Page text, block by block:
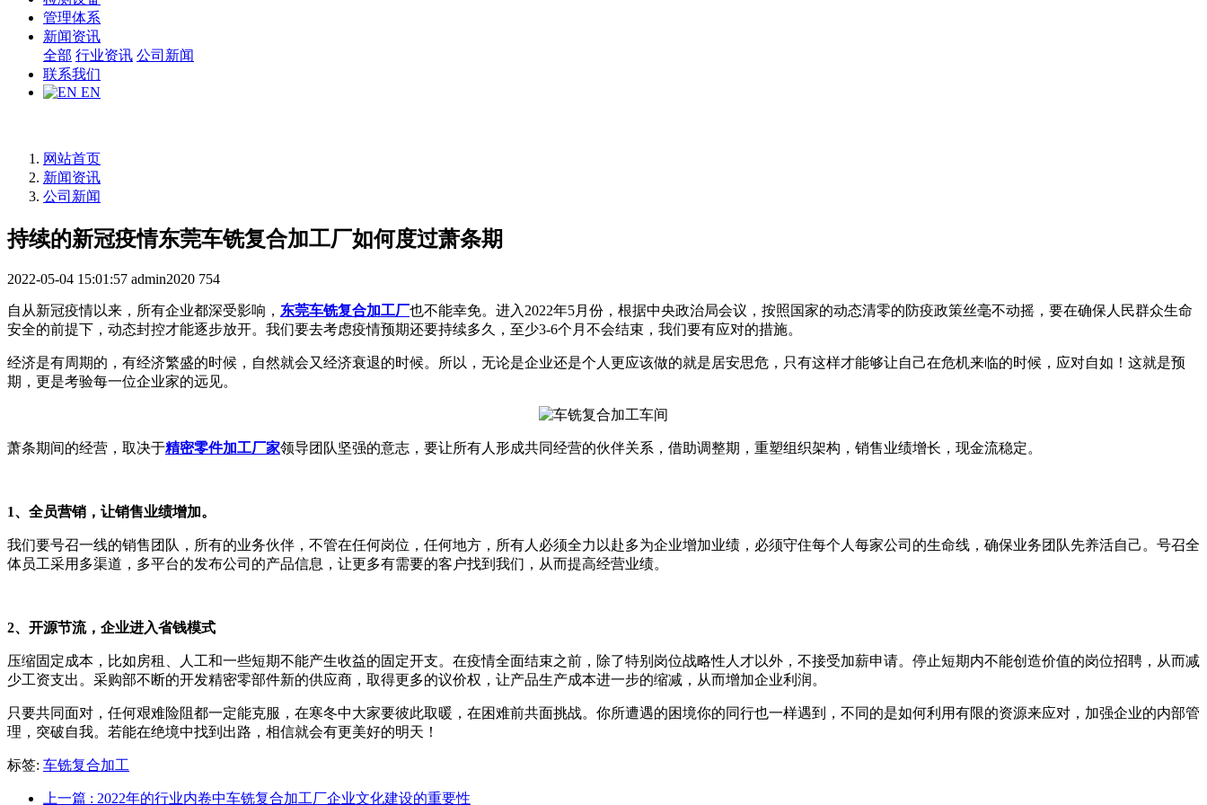
管理体系
新闻资讯
全部 行业资讯 公司新闻
联系我们
EN
网站首页
新闻资讯
公司新闻
持续的新冠疫情东莞车铣复合加工厂如何度过萧条期
2022-05-04 15:01:57 admin2020 754
自从新冠疫情以来，所有企业都深受影响， 东莞车铣复合加工厂也不能幸免。进入2022年5月份，根据中央政治局会议，按照国家的动态清零的防疫政策丝毫不动摇，要在确保人民群众生命
安全的前提下，动态封控才能逐步放开。我们要去考虑疫情预期还要持续多久，至少3-6个月不会结束，我们要有应对的措施。
经济是有周期的，有经济繁盛的时候，自然就会又经济衰退的时候。所以，无论是企业还是个人更应该做的就是居安思危，只有这样才能够让自己在危机来临的时候，应对自如！这就是预
期，更是考验每一位企业家的远见。
萧条期间的经营，取决于精密零件加工厂家领导团队坚强的意志，要让所有人形成共同经营的伙伴关系，借助调整期，重塑组织架构，销售业绩增长，现金流稳定。
1、全员营销，让销售业绩增加。
我们要号召一线的销售团队，所有的业务伙伴，不管在任何岗位，任何地方，所有人必须全力以赴多为企业增加业绩，必须守住每个人每家公司的生命线，确保业务团队先养活自己。号召全
体员工采用多渠道，多平台的发布公司的产品信息，让更多有需要的客户找到我们，从而提高经营业绩。
2、开源节流，企业进入省钱模式
压缩固定成本，比如房租、人工和一些短期不能产生收益的固定开支。在疫情全面结束之前，除了特别岗位战略性人才以外，不接受加薪申请。停止短期内不能创造价值的岗位招聘，从而减
少工资支出。采购部不断的开发精密零部件新的供应商，取得更多的议价权，让产品生产成本进一步的缩减，从而增加企业利润。
只要共同面对，任何艰难险阻都一定能克服，在寒冬中大家要彼此取暖，在困难前共面挑战。你所遭遇的困境你的同行也一样遇到，不同的是如何利用有限的资源来应对，加强企业的内部管
理，突破自我。若能在绝境中找到出路，相信就会有更美好的明天！
标签: 车铣复合加工
上一篇 : 2022年的行业内卷中车铣复合加工厂企业文化建设的重要性